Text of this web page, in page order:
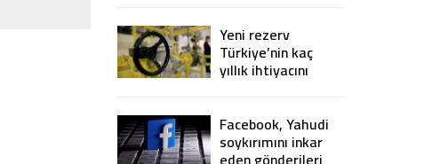
Yeni rezerv
Türkiye’nin kaç
yıllık ihtiyacını
Facebook, Yahudi
soykırımını inkar